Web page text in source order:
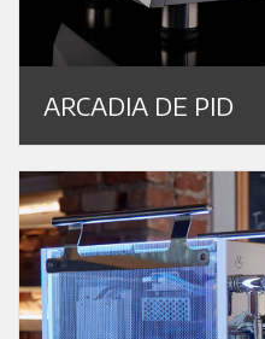
ARCADIA DE PID